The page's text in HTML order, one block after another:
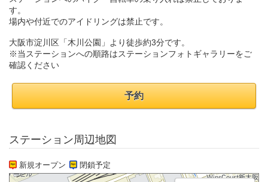
す。
場内や付近でのアイドリングは禁止です。
大阪市淀川区「木川公園」より徒歩約3分です。
※当ステーションへの順路はステーションフォトギャラリーをご
確認ください
予約
ステーション周辺地図
新規オープン 閉鎖予定